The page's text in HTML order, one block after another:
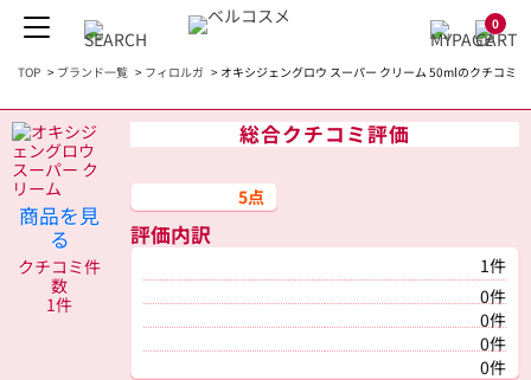
0
TOP > ブランド一覧 > フィロルガ > オキシジェングロウ スーパー クリーム 50mlのクチコミ
商品を見
る
クチコミ件
数
1件
総合クチコミ評価
5点
評価内訳
1件
0件
0件
0件
0件